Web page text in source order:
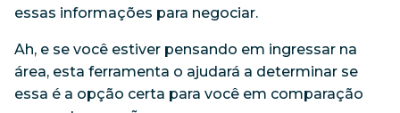
essas informações para negociar.
Ah, e se você estiver pensando em ingressar na
área, esta ferramenta o ajudará a determinar se
essa é a opção certa para você em comparação